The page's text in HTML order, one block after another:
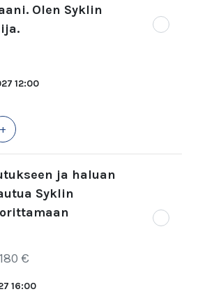
Olen Syklin
12:00
+
ja haluan
Syklin
€
16:00